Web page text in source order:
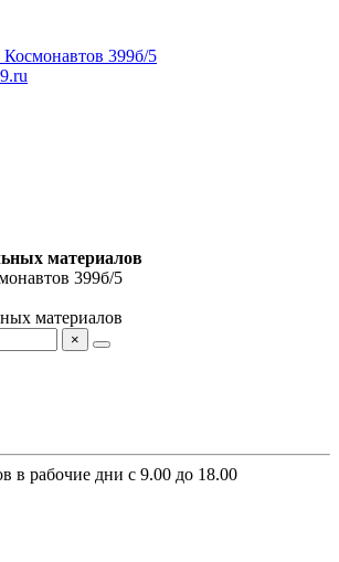
399б/5
материалов
399б/5
материалов
×
в рабочие дни с 9.00 до 18.00